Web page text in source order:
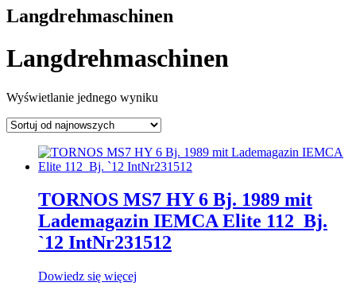
Langdrehmaschinen
Langdrehmaschinen
Wyświetlanie jednego wyniku
TORNOS MS7 HY 6 Bj. 1989 mit
Lademagazin IEMCA Elite 112_Bj.
`12 IntNr231512
Dowiedz się więcej